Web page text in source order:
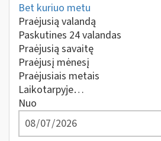
Bet kuriuo metu
Praėjusią valandą
Paskutines 24 valandas
Praėjusią savaitę
Praėjusį mėnesį
Praėjusiais metais
Laikotarpyje…
Nuo